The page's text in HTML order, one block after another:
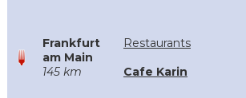
Frankfurt
am Main
145 km
Restaurants
Cafe Karin